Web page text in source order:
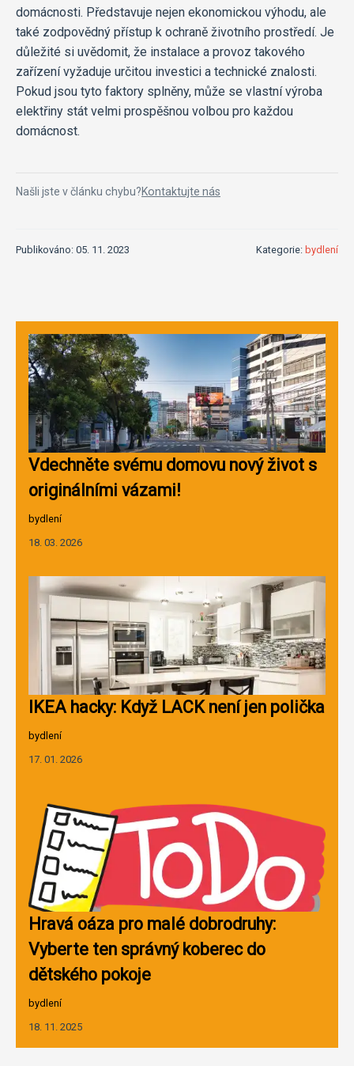
domácnosti. Představuje nejen ekonomickou výhodu, ale
také zodpovědný přístup k ochraně životního prostředí. Je
důležité si uvědomit, že instalace a provoz takového
zařízení vyžaduje určitou investici a technické znalosti.
Pokud jsou tyto faktory splněny, může se vlastní výroba
elektřiny stát velmi prospěšnou volbou pro každou
domácnost.
Našli jste v článku chybu?Kontaktujte nás
Publikováno: 05. 11. 2023 Kategorie: bydlení
Vdechněte svému domovu nový život s
originálními vázami!
bydlení
18. 03. 2026
IKEA hacky: Když LACK není jen polička
bydlení
17. 01. 2026
Hravá oáza pro malé dobrodruhy:
Vyberte ten správný koberec do
dětského pokoje
bydlení
18. 11. 2025